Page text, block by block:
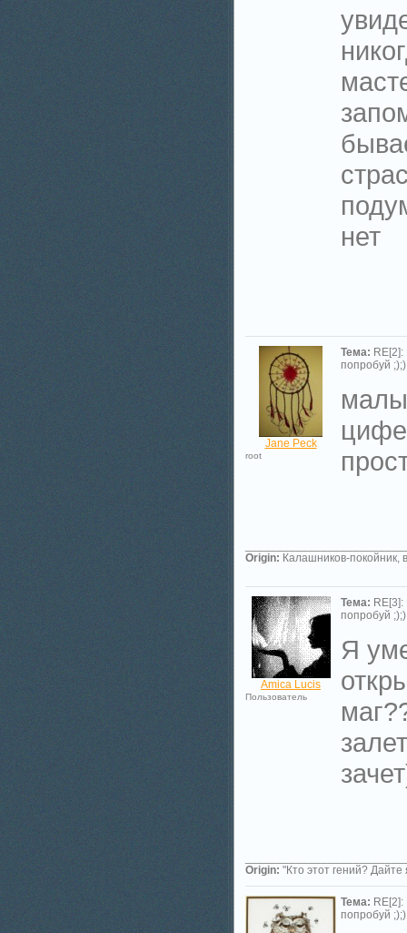
нет
Jane Peck
root
Тема: RE[2]:
попробуй
Origin: Калашников-покойник,
Amica Lucis
Пользователь
Тема: RE[3]:
попробуй
Я
Origin: "Кто этот гений?
Тема: RE[2]:
попробуй